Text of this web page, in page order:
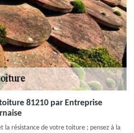
81210 par Entreprise
la résistance de votre toiture ; pensez à la